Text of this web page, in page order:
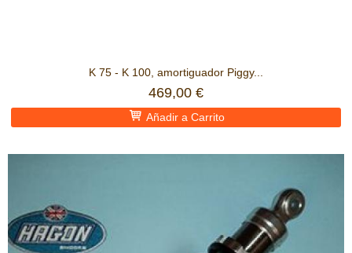
K 75 - K 100, amortiguador Piggy...
469,00 €
Añadir a Carrito